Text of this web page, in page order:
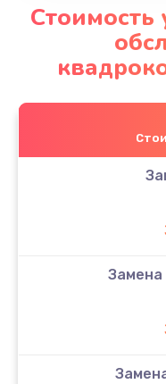
Стоимость
Замена